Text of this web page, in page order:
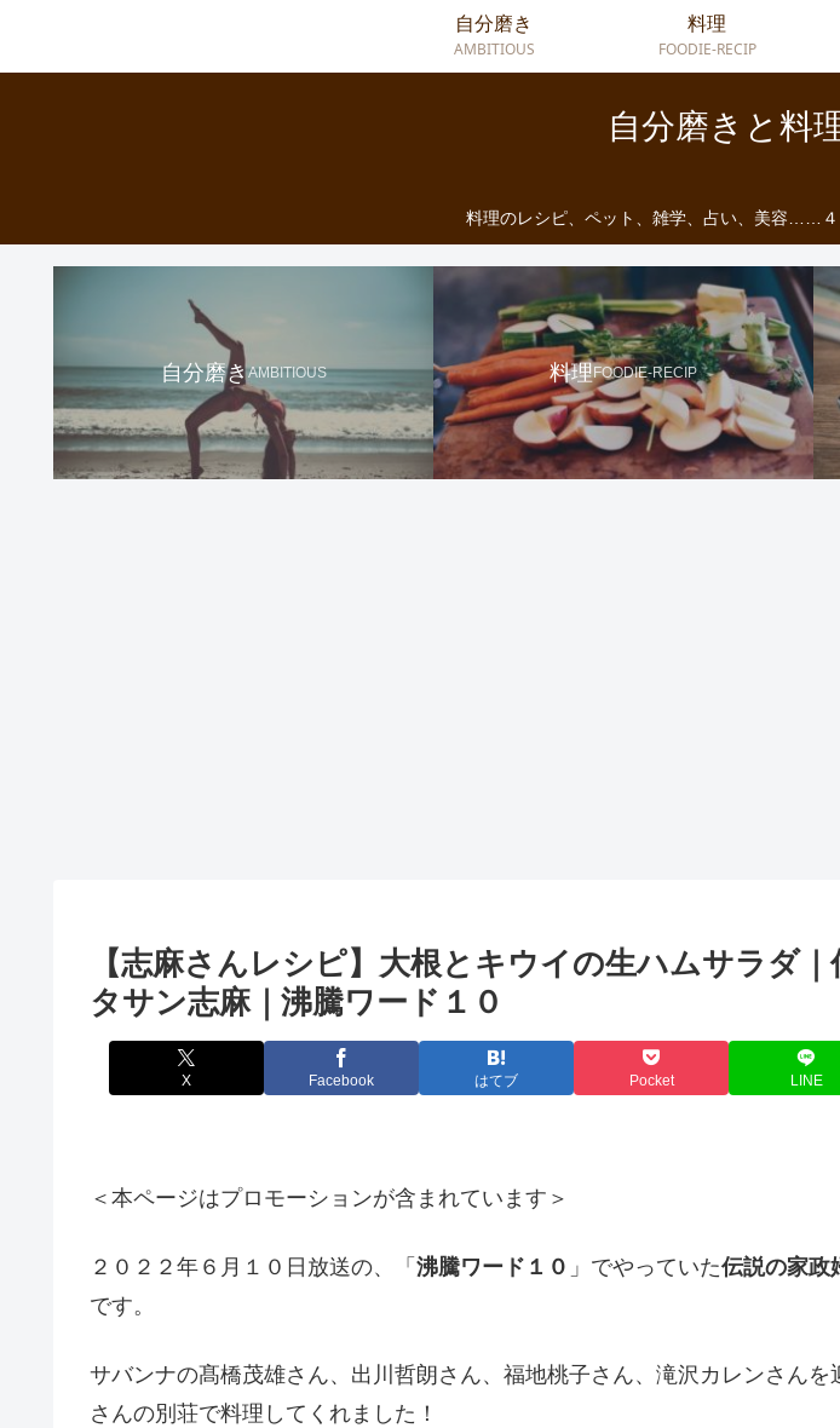
自分磨きと料
料理のレシピ、ペット、雑学、占い、美容……４
自分磨き
AMBITIOUS
料理
FOODIE-RECIP
自分磨きAMBITIOUS 料理FOODIE-RECIP
【志麻さんレシピ】大根とキウイの生ハムサラダ｜
タサン志麻｜沸騰ワード１０
X Facebook はてブ Pocket LINE
＜本ページはプロモーションが含まれています＞
２０２２年６月１０日放送の、「 沸騰ワード１０ 」でやっていた伝説の家政
です。
サバンナの髙橋茂雄さん、出川哲朗さん、福地桃子さん、滝沢カレンさんを
さんの別荘で料理してくれました！